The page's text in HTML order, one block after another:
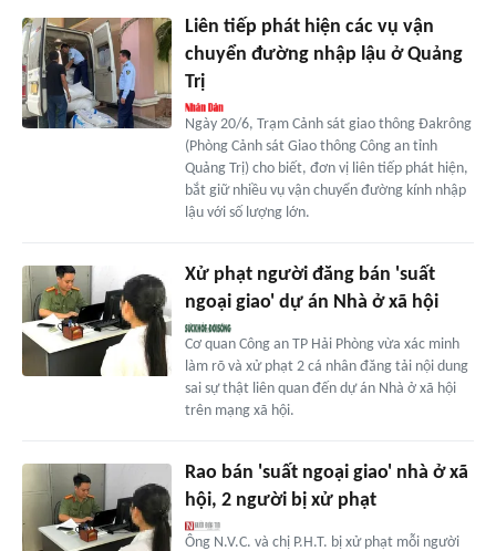
Liên tiếp phát hiện các vụ vận
chuyển đường nhập lậu ở Quảng
Trị
Ngày 20/6, Trạm Cảnh sát giao thông Đakrông
(Phòng Cảnh sát Giao thông Công an tỉnh
Quảng Trị) cho biết, đơn vị liên tiếp phát hiện,
bắt giữ nhiều vụ vận chuyển đường kính nhập
lậu với số lượng lớn.
Xử phạt người đăng bán 'suất
ngoại giao' dự án Nhà ở xã hội
Cơ quan Công an TP Hải Phòng vừa xác minh
làm rõ và xử phạt 2 cá nhân đăng tải nội dung
sai sự thật liên quan đến dự án Nhà ở xã hội
trên mạng xã hội.
Rao bán 'suất ngoại giao' nhà ở xã
hội, 2 người bị xử phạt
Ông N.V.C. và chị P.H.T. bị xử phạt mỗi người